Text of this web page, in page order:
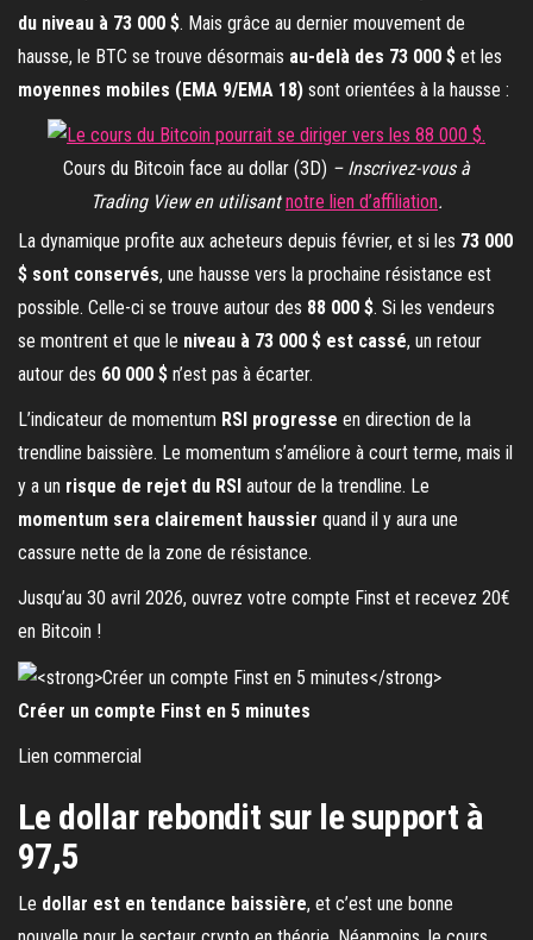
du niveau à 73 000 $. Mais grâce au dernier mouvement de
hausse, le BTC se trouve désormais au-delà des 73 000 $ et les
moyennes mobiles (EMA 9/EMA 18) sont orientées à la hausse :
Cours du Bitcoin face au dollar (3D) – Inscrivez-vous à
Trading View en utilisantnotre lien d’affiliation.
La dynamique profite aux acheteurs depuis février, et si les 73 000
$ sont conservés, une hausse vers la prochaine résistance est
possible. Celle-ci se trouve autour des 88 000 $. Si les vendeurs
se montrent et que le niveau à 73 000 $ est cassé, un retour
autour des 60 000 $ n’est pas à écarter.
L’indicateur de momentum RSI progresse en direction de la
trendline baissière. Le momentum s’améliore à court terme, mais il
y a un risque de rejet du RSI autour de la trendline. Le
momentum sera clairement haussier quand il y aura une
cassure nette de la zone de résistance.
Jusqu’au 30 avril 2026, ouvrez votre compte Finst et recevez 20€
en Bitcoin !
Créer un compte Finst en 5 minutes
Lien commercial
Le dollar rebondit sur le support à
97,5
Le dollar est en tendance baissière, et c’est une bonne